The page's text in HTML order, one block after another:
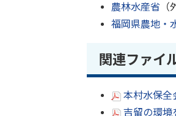
農林水産省
福岡県農地・
関連ファイ
本村水保全
吉留の環境